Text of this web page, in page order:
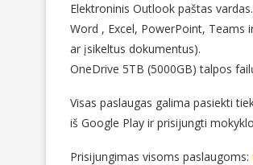
Elektroninis Outlook paštas
Word , Excel, PowerPoint, Teams
ar įsikeltus dokumentus).
OneDrive 5TB (5000GB) talpos
Visas paslaugas galima pasiekti
iš Google Play ir prisijungti
Prisijungimas visoms paslaugoms: